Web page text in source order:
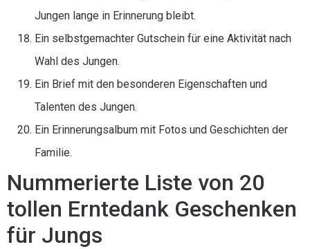
Jungen lange in Erinnerung bleibt.
Ein selbstgemachter Gutschein für eine Aktivität nach
Wahl des Jungen.
Ein Brief mit den besonderen Eigenschaften und
Talenten des Jungen.
Ein Erinnerungsalbum mit Fotos und Geschichten der
Familie.
Nummerierte Liste von 20
tollen Erntedank Geschenken
für Jungs